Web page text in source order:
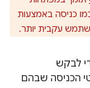
כניסה באמצעות
לבקש
הכניסה שבהם